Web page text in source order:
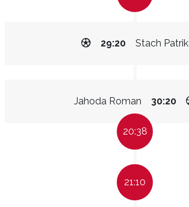
Stach Patrik
29:20
Jahoda Roman 30:20
20:38
21:10